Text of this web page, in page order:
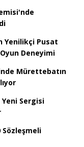
Yenilikçi Pusat
Deneyimi
Mürettebatın
Sergisi
Sözleşmeli